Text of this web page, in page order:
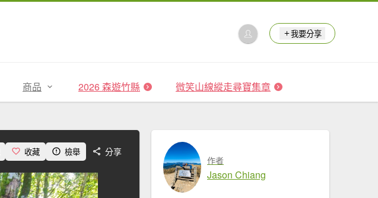
我要分享
商品 2026 森遊竹縣 微笑山線縱走尋寶集章
收藏 檢舉 分享
作者
Jason Chiang